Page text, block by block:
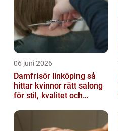
06 juni 2026
Damfrisör linköping så
hittar kvinnor rätt salong
för stil, kvalitet och